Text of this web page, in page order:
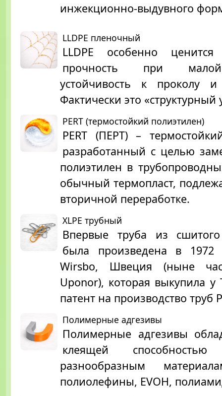
инжекционно-выдувного
LLDPE пленочный
LLDPE особенно
прочность при
устойчивость к проколу
Фактически это «структурный
PERT (термостойкий полиэтилен)
PERT (ПЕРТ) –
разработанный с целью
полиэтилен в
обычный термопласт,
вторичной переработке.
XLPE трубный
Впервые труба из
была произведена в
Wirsbo, Швеция (ныне
Uponor), которая выкупила у
патент на производство труб
Полимерные адгезивы
Полимерные адгезивы
клеящей
разнообразным
полиолефины, EVOH,